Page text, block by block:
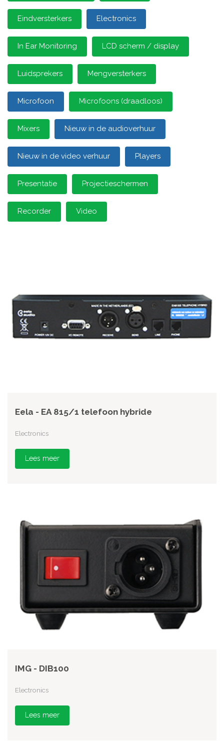
Eindversterkers Electronics
In Ear Monitoring LCD scherm / display
Luidsprekers Mengversterkers
Microfoon Microfoons (draadloos)
Mixers Nieuw in de audioverhuur
Nieuw in de video verhuur Players
Presentatie Projectieschermen
Recorder Video
Eela - EA 815/1 telefoon hybride
Electronics
Lees meer
IMG - DIB100
Electronics
Lees meer